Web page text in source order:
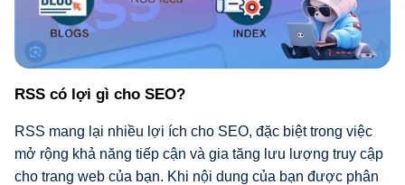
RSS có lợi gì cho SEO?
RSS mang lại nhiều lợi ích cho SEO, đặc biệt trong việc
mở rộng khả năng tiếp cận và gia tăng lưu lượng truy cập
cho trang web của bạn. Khi nội dung của bạn được phân